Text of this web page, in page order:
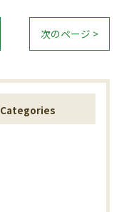
次のページ >
Categories